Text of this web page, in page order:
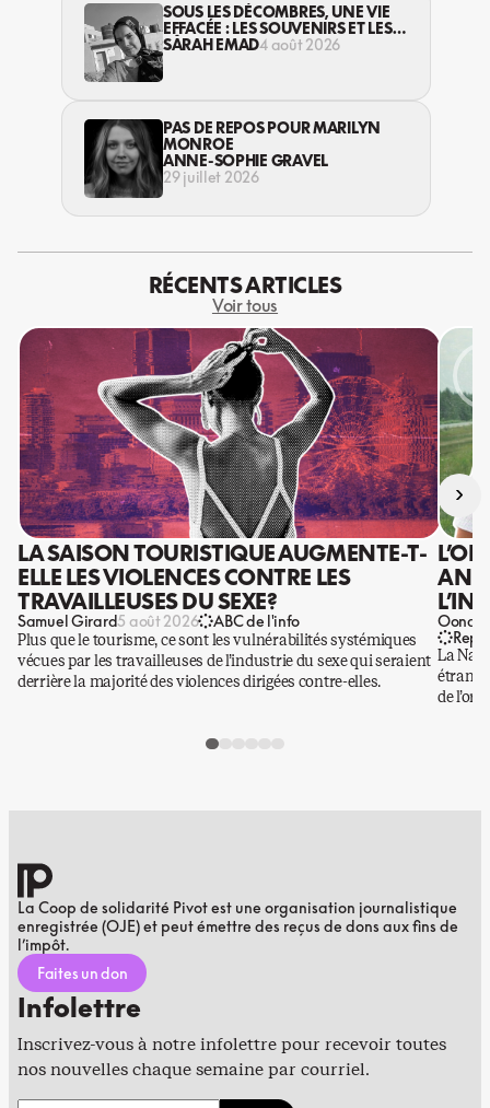
SOUS LES DÉCOMBRES, UNE VIE
EFFACÉE : LES SOUVENIRS ET LES
RÊVES PERDUS DES HABITANT·ES
SARAH EMAD4 août 2026
PAS DE REPOS POUR MARILYN
MONROE
ANNE-SOPHIE GRAVEL
29 juillet 2026
RÉCENTS ARTICLES
Voir tous
LA SAISON TOURISTIQUE AUGMENTE-T-
ELLE LES VIOLENCES CONTRE LES
TRAVAILLEUSES DU SEXE?
Samuel Girard5 août 2026 ABC de l'info
Plus que le tourisme, ce sont les vulnérabilités systémiques
vécues par les travailleuses de l’industrie du sexe qui seraient
derrière la majorité des violences dirigées contre-elles.
Oona
La
de l’or.
›
La Coop de solidarité Pivot est une organisation journalistique
enregistrée (OJE) et peut émettre des reçus de dons aux fins de
l’impôt.
Faites un don
Infolettre
Inscrivez-vous à notre infolettre pour recevoir toutes
nos nouvelles chaque semaine par courriel.